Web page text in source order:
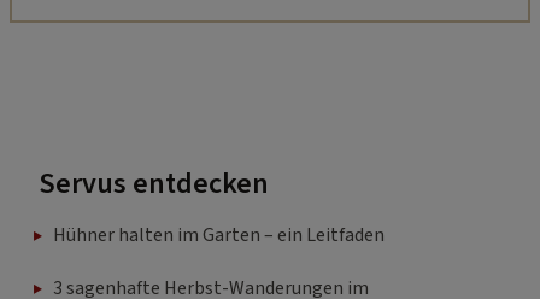
Servus entdecken
Hühner halten im Garten – ein Leitfaden
3 sagenhafte Herbst-Wanderungen im